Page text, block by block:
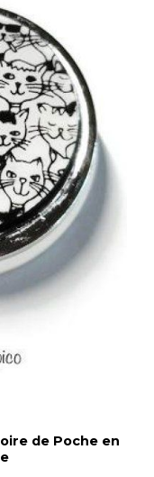
de Poche en